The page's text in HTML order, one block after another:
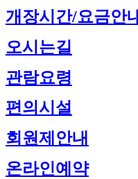
개장시간/요금안
오시는길
관람요령
편의시설
회원제안내
온라인예약